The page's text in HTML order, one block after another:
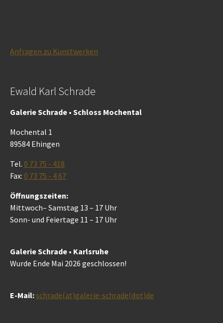
Anfragen zu Kunstwerken
Ewald Karl Schrade
Galerie Schrade • Schloss Mochental
Mochental 1
89584 Ehingen
Tel. 0 73 75 - 418
Fax: 0 73 75 - 4 67
Öffnungszeiten:
Mittwoch– Samstag 13 – 17 Uhr
Sonn- und Feiertage 11 – 17 Uhr
Galerie Schrade • Karlsruhe
Wurde Ende Mai 2026 geschlossen!
E-Mail:schrade(at)galerie-schrade(dot)de